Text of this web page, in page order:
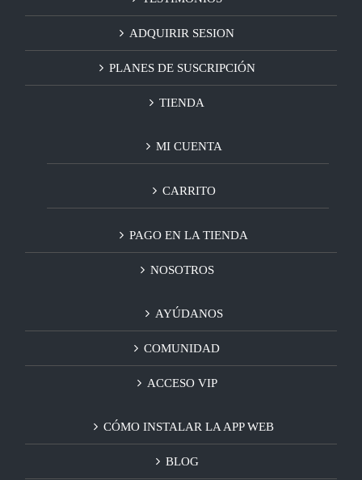
ADQUIRIR SESION
PLANES DE SUSCRIPCIÓN
TIENDA
MI CUENTA
CARRITO
PAGO EN LA TIENDA
NOSOTROS
AYÚDANOS
COMUNIDAD
ACCESO VIP
CÓMO INSTALAR LA APP WEB
BLOG